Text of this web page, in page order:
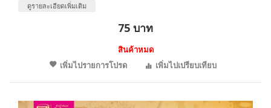
ดูรายละเอียดเพิ่มเติม
75 บาท
สินค้าหมด
เพิ่มไปรายการโปรด
เพิ่มไปเปรียบเทียบ